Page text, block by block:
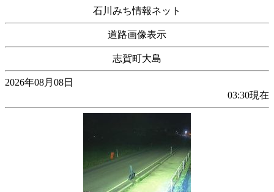
石川みち情報ネット
道路画像表示
志賀町大島
2026年08月08日
03:30現在